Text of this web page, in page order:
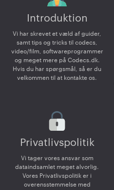
Introduktion
Vi har skrevet et væld af guider,
samt tips og tricks til codecs,
video/film, softwareprogrammer
og meget mere på Codecs.dk.
Hvis du har spørgsmål, så er du
velkommen til at kontakte os.
Privatlivspolitik
Vi tager vores ansvar som
dataindsamlet meget alvorlig.
Vores Privatlivspolitik er i
overensstemmelse med